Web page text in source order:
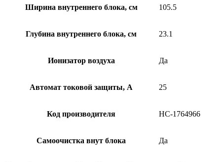
Ширина внутреннего блока, см 105.5
Глубина внутреннего блока, см 23.1
Ионизатор воздуха Да
Автомат токовой защиты, А 25
Код производителя НС-1764966
Самоочистка внут блока Да